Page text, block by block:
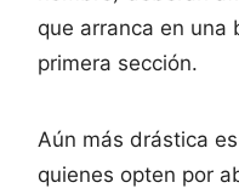
que arranca en una
primera sección.
Aún más drástica
quienes opten por